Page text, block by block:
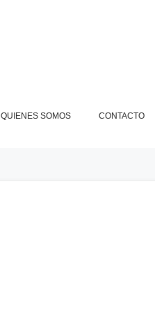
QUIENES SOMOS CONTACTO